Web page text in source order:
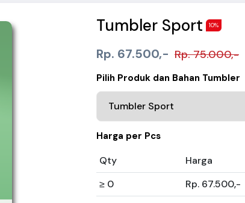
Tumbler Sport 10%
Rp. 67.500,- Rp. 75.000,-
Pilih Produk dan Bahan Tumbler
Harga per Pcs
Qty
Harga
≥ 0
Rp. 67.500,-